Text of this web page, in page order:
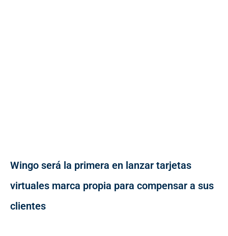
Wingo será la primera en lanzar tarjetas
virtuales marca propia para compensar a sus
clientes